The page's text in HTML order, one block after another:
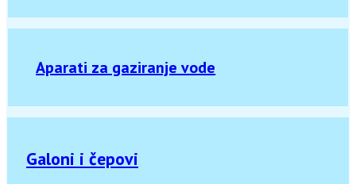
Aparati za gaziranje vode
Galoni i čepovi